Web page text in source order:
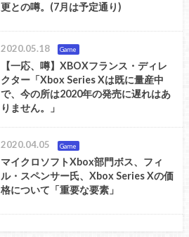
更との噂。(7月は予定通り)
2020.05.18 Game
【一応、噂】XBOXフランス・ディレ
クター「Xbox Series Xは既に量産中
で、今の所は2020年の発売に遅れはあ
りません。」
2020.04.05 Game
マイクロソフトXbox部門ボス、フィ
ル・スペンサー氏、Xbox Series Xの価
格について「重要な要素」